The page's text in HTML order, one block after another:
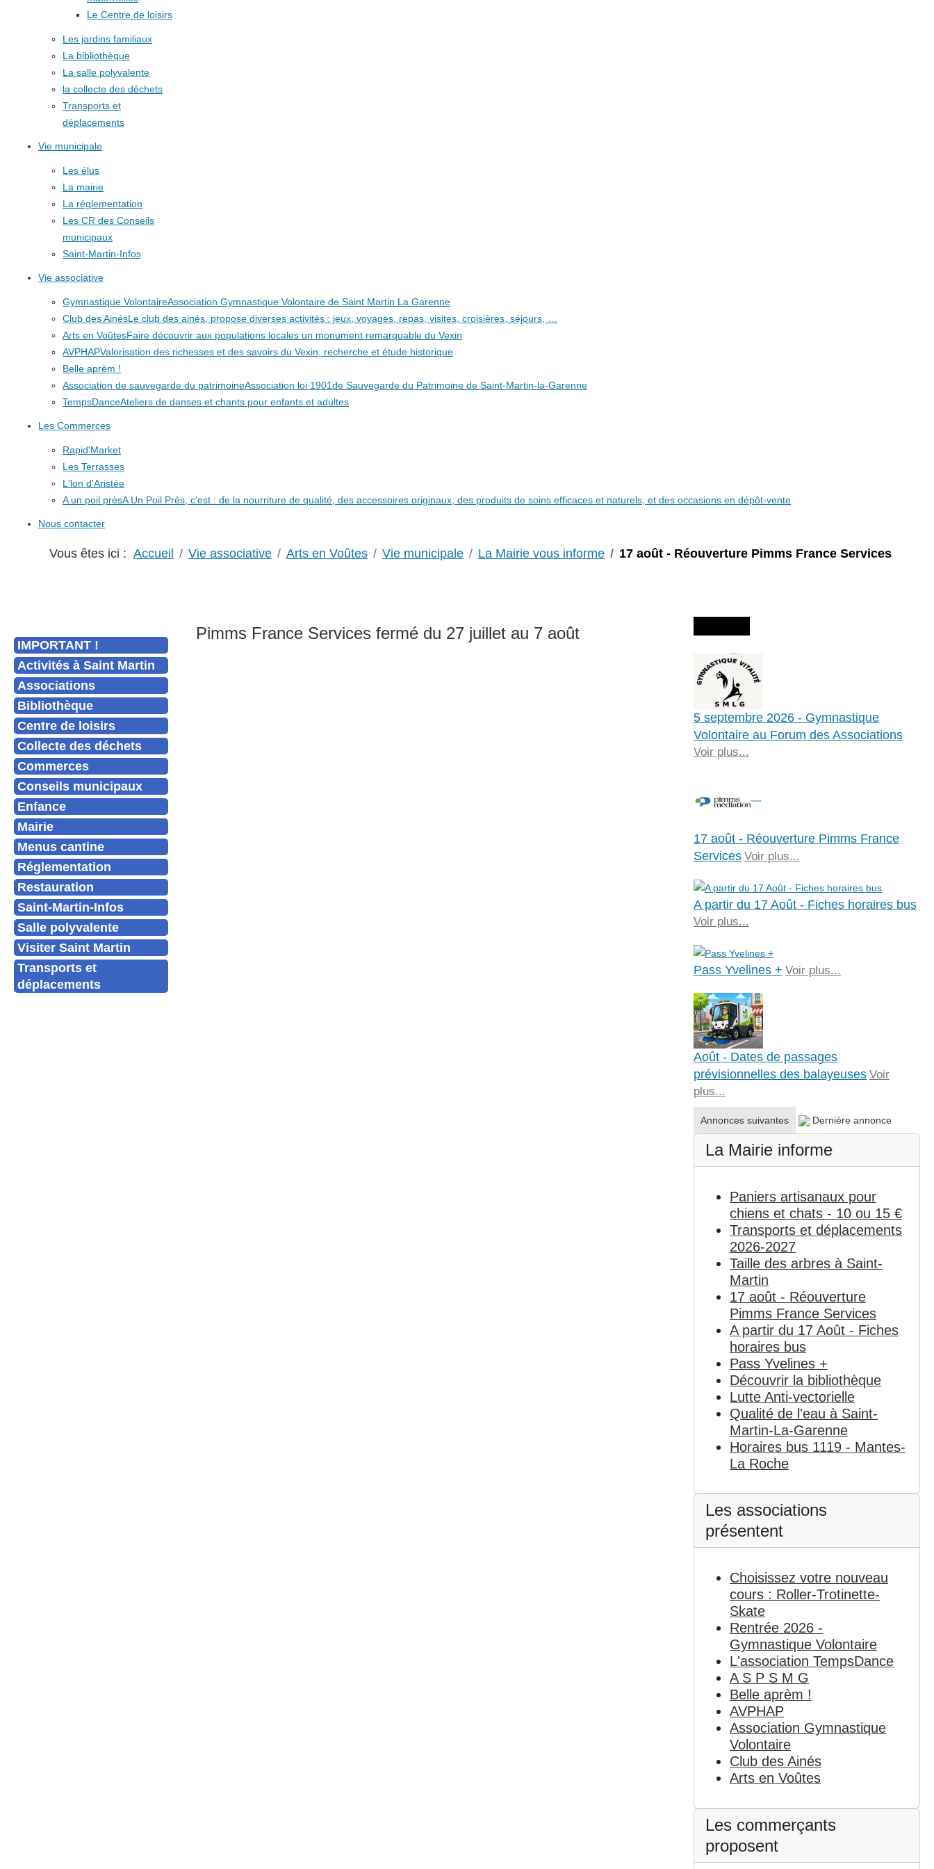
Le Centre de loisirs
Les jardins familiaux
La bibliothèque
La salle polyvalente
la collecte des déchets
Transports et
déplacements
Vie municipale
Les élus
La mairie
La réglementation
Les CR des Conseils
municipaux
Saint-Martin-Infos
Vie associative
Gymnastique VolontaireAssociation Gymnastique Volontaire de Saint Martin La Garenne
Club des AinésLe club des ainés, propose diverses activités : jeux, voyages, repas, visites, croisières, séjours, …
Arts en VoûtesFaire découvrir aux populations locales un monument remarquable du Vexin
AVPHAPValorisation des richesses et des savoirs du Vexin, recherche et étude historique
Belle aprèm !
Association de sauvegarde du patrimoineAssociation loi 1901de Sauvegarde du Patrimoine de Saint-Martin-la-Garenne
TempsDanceAteliers de danses et chants pour enfants et adultes
Les Commerces
Rapid'Market
Les Terrasses
L'lon d'Aristée
A un poil prèsA Un Poil Près, c'est : de la nourriture de qualité, des accessoires originaux, des produits de soins efficaces et naturels, et des occasions en dépôt-vente
Nous contacter
Vous êtes ici : Accueil Vie associative Arts en Voûtes Vie municipale La Mairie vous informe 17 août - Réouverture Pimms France Services
IMPORTANT !
Activités à Saint Martin
Associations
Bibliothèque
Centre de loisirs
Collecte des déchets
Commerces
Conseils municipaux
Enfance
Mairie
Menus cantine
Réglementation
Restauration
Saint-Martin-Infos
Salle polyvalente
Visiter Saint Martin
Transports et
déplacements
Pimms France Services fermé du 27 juillet au 7 août
5 septembre 2026 - Gymnastique
Volontaire au Forum des Associations
Voir plus...
17 août - Réouverture Pimms France
Services Voir plus...
A partir du 17 Août - Fiches horaires bus
Voir plus...
Pass Yvelines + Voir plus...
Août - Dates de passages
prévisionnelles des balayeuses Voir
plus...
Annonces suivantes Dernière annonce
La Mairie informe
Paniers artisanaux pour
chiens et chats - 10 ou 15 €
Transports et déplacements
2026-2027
Taille des arbres à Saint-
Martin
17 août - Réouverture
Pimms France Services
A partir du 17 Août - Fiches
horaires bus
Pass Yvelines +
Découvrir la bibliothèque
Lutte Anti-vectorielle
Qualité de l'eau à Saint-
Martin-La-Garenne
Horaires bus 1119 - Mantes-
La Roche
Les associations
présentent
Choisissez votre nouveau
cours : Roller-Trotinette-
Skate
Rentrée 2026 -
Gymnastique Volontaire
L'association TempsDance
A S P S M G
Belle aprèm !
AVPHAP
Association Gymnastique
Volontaire
Club des Ainés
Arts en Voûtes
Les commerçants
proposent